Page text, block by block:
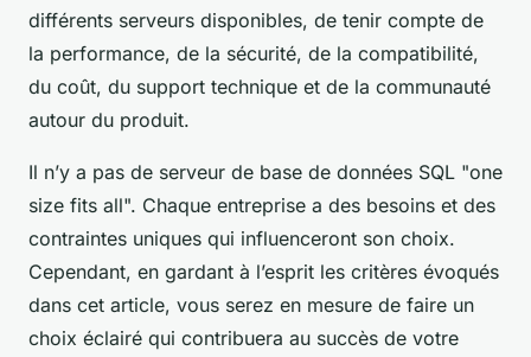
différents serveurs disponibles, de tenir compte de
la performance, de la sécurité, de la compatibilité,
du coût, du support technique et de la communauté
autour du produit.
Il n’y a pas de serveur de base de données SQL "one
size fits all". Chaque entreprise a des besoins et des
contraintes uniques qui influenceront son choix.
Cependant, en gardant à l’esprit les critères évoqués
dans cet article, vous serez en mesure de faire un
choix éclairé qui contribuera au succès de votre